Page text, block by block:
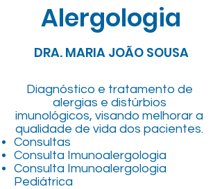
Alergologia
DRA. MARIA JOÃO SOUSA
Diagnóstico e tratamento de
alergias e distúrbios
imunológicos, visando melhorar a
qualidade de vida dos pacientes.​
Consultas
Consulta Imunoalergologia
Consulta Imunoalergologia
Pediátrica